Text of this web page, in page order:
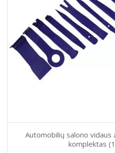
Automobilių salono
komplektas